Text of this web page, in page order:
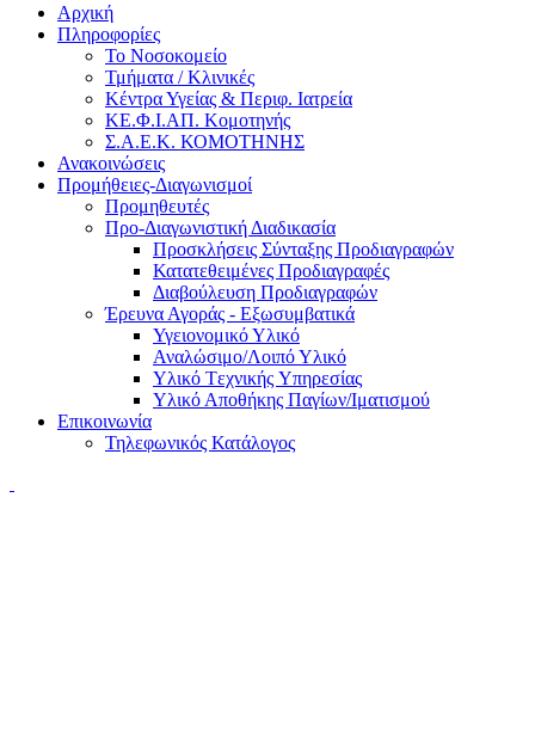
Αρχική
Πληροφορίες
Το Νοσοκομείο
Τμήματα / Κλινικές
Κέντρα Υγείας & Περιφ. Ιατρεία
ΚΕ.Φ.Ι.ΑΠ. Κομοτηνής
Σ.Α.Ε.Κ. ΚΟΜΟΤΗΝΗΣ
Ανακοινώσεις
Προμήθειες-Διαγωνισμοί
Προμηθευτές
Προ-Διαγωνιστική Διαδικασία
Προσκλήσεις Σύνταξης Προδιαγραφών
Κατατεθειμένες Προδιαγραφές
Διαβούλευση Προδιαγραφών
Έρευνα Αγοράς - Εξωσυμβατικά
Υγειονομικό Υλικό
Αναλώσιμο/Λοιπό Υλικό
Υλικό Tεχνικής Yπηρεσίας
Υλικό Αποθήκης Παγίων/Ιματισμού
Επικοινωνία
Τηλεφωνικός Κατάλογος